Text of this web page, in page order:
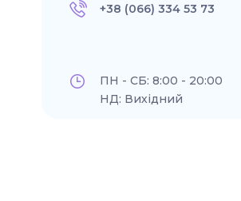
+38 (066) 334 53 73
ПН - СБ: 8:00 - 20:00
НД: Вихідний